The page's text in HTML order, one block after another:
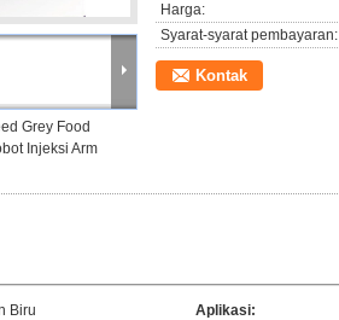
Grey Food
Injeksi Arm
Harga:
Syarat-syarat pembayaran:
Kontak
Biru Aplikasi: